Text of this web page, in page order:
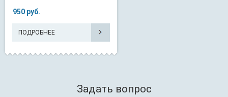
950 руб.
ПОДРОБНЕЕ
Задать вопрос